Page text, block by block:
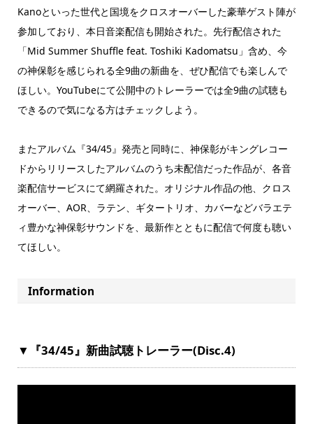
Kanoといった世代と国境をクロスオーバーした豪華ゲスト陣が
参加しており、本日音楽配信も開始された。先行配信された
「Mid Summer Shuffle feat. Toshiki Kadomatsu」含め、今
の神保彰を感じられる全9曲の新曲を、ぜひ配信でも楽しんで
ほしい。YouTubeにて公開中のトレーラーでは全9曲の試聴も
できるので気になる方はチェックしよう。
またアルバム『34/45』発売と同時に、神保彰がキングレコー
ドからリリースしたアルバムのうち未配信だった作品が、各音
楽配信サービスにて網羅された。オリジナル作品の他、クロス
オーバー、AOR、ラテン、ギタートリオ、カバーなどバラエテ
ィ豊かな神保彰サウンドを、最新作とともに配信で何度も聴い
てほしい。
Information
▼『34/45』新曲試聴トレーラー(Disc.4)